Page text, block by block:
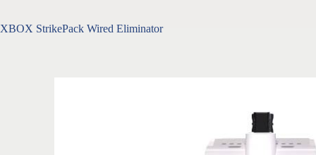
XBOX StrikePack Wired Eliminator